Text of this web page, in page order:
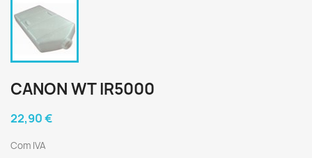
CANON WT IR5000
22,90 €
Com IVA